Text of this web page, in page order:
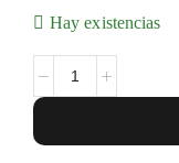
Hay existencias